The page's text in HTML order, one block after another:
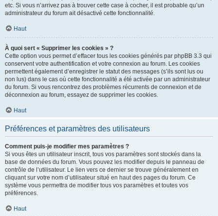
etc. Si vous n’arrivez pas à trouver cette case à cocher, il est probable qu’un
administrateur du forum ait désactivé cette fonctionnalité.
Haut
À quoi sert « Supprimer les cookies » ?
Cette option vous permet d’effacer tous les cookies générés par phpBB 3.3 qui
conservent votre authentification et votre connexion au forum. Les cookies
permettent également d’enregistrer le statut des messages (s’ils sont lus ou
non lus) dans le cas où cette fonctionnalité a été activée par un administrateur
du forum. Si vous rencontrez des problèmes récurrents de connexion et de
déconnexion au forum, essayez de supprimer les cookies.
Haut
Préférences et paramètres des utilisateurs
Comment puis-je modifier mes paramètres ?
Si vous êtes un utilisateur inscrit, tous vos paramètres sont stockés dans la
base de données du forum. Vous pouvez les modifier depuis le panneau de
contrôle de l’utilisateur. Le lien vers ce dernier se trouve généralement en
cliquant sur votre nom d’utilisateur situé en haut des pages du forum. Ce
système vous permettra de modifier tous vos paramètres et toutes vos
préférences.
Haut